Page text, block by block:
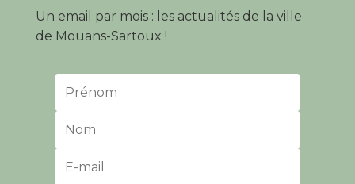
Un email par mois : les actualités de la ville
de Mouans-Sartoux !